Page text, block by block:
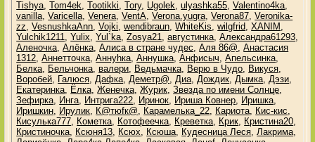
Tishya,Tom4ek,Tootikki,Tory, Ugolek,ulyashka55,Valentino4ka,
vanilla,Varicella,Venera,VentA,Verona.yugra,Verona87,Veronika-
zz,VesnushkaAnn,Vojki,wendibraun,WhiteKis,wilgfrid,XANIM ,
Yulchik1211,Yulix,Yul`ka,Zosya21,августинка,Александра61293,
Аленочка,Алёнка,Алиса в стране чудес,Аля 86@,Анастасия
1312,Аннетточка,Аннуhка,Аннушка,Анфисыч,Апельсинка,
Белка, Бельчонка,валери, Ведьмачка, Верю в Чудо, Викуся,
Воробей, Галюся,Дафка,Деметр@,Диа,Дождик,Дымка,Дэзи,
Екатеринка, Ёлка,Женечка,Журик,Звезда по имени Солнце,
Зефирка, Инга, Интрига222, Иринок, Ириша Ковнер, Иришка,
Иришкин, Ирулик, К@тюfк@, Карамелька_22, Кариота, Кис-кис,
Кисулька777, Кометка, Котофеечка, Креветка, Крик, Кристина20,
Кристиночка, Ксюня13, Ксюх, Ксюша, Кудесница Леся,Лакрима,